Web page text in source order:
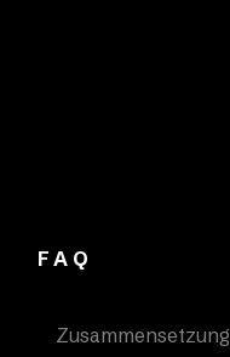
FAQ
Zusammensetzung